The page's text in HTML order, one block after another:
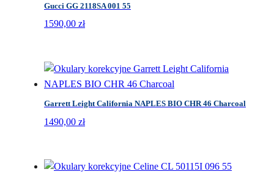
Gucci GG 2118SA 001 55
1590,00 zł
Garrett Leight California NAPLES BIO CHR 46 Charcoal
1490,00 zł